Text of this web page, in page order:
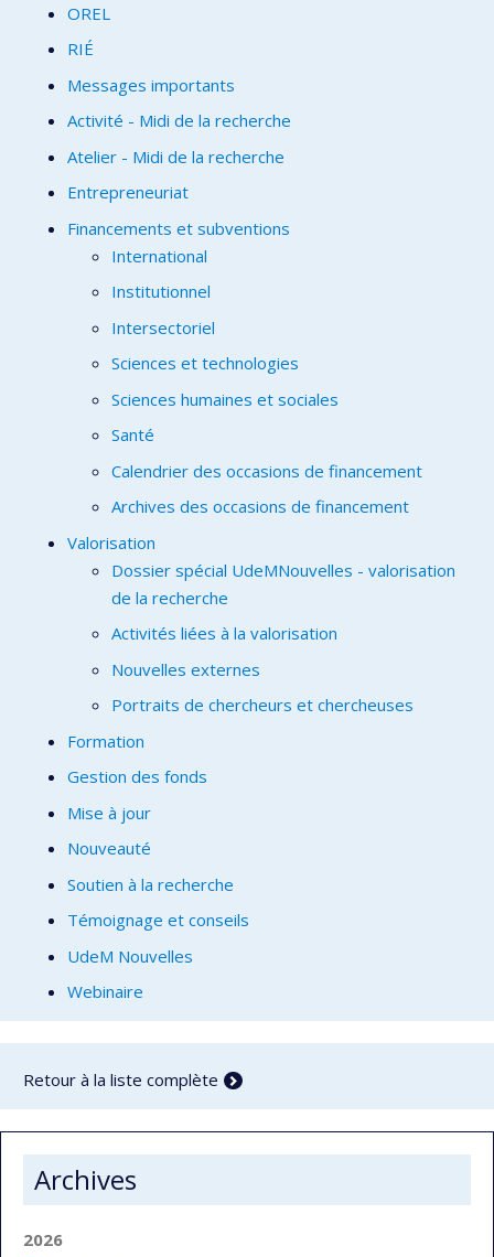
OREL
RIÉ
Messages importants
Activité - Midi de la recherche
Atelier - Midi de la recherche
Entrepreneuriat
Financements et subventions
International
Institutionnel
Intersectoriel
Sciences et technologies
Sciences humaines et sociales
Santé
Calendrier des occasions de financement
Archives des occasions de financement
Valorisation
Dossier spécial UdeMNouvelles - valorisation
de la recherche
Activités liées à la valorisation
Nouvelles externes
Portraits de chercheurs et chercheuses
Formation
Gestion des fonds
Mise à jour
Nouveauté
Soutien à la recherche
Témoignage et conseils
UdeM Nouvelles
Webinaire
Retour à la liste complète
Archives
2026